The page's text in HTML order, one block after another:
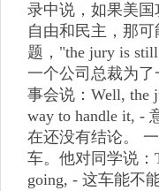
录中说，如果美
自由和民主，那
题，"the jury is
一个公司总裁为
事会说：Well, the
way to handle it, -
在还没有结论。
车。他对同学说：
going, - 这车能不